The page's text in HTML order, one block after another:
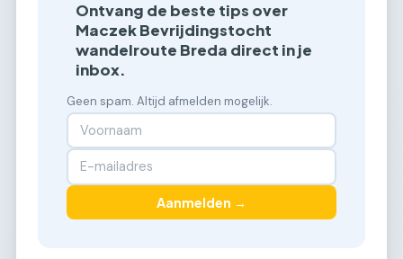
Ontvang de beste tips over
Maczek Bevrijdingstocht
wandelroute Breda direct in je
inbox.
Geen spam. Altijd afmelden mogelijk.
Aanmelden →